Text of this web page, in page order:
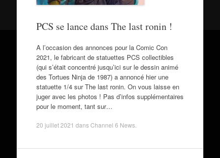
PCS se lance dans The last ronin !
A l’occasion des annonces pour la Comic Con
2021, le fabricant de statuettes PCS collectibles
(qui s’était concentré jusqu’ici sur le dessin animé
des Tortues Ninja de 1987) a annoncé hier une
statuette 1/4 sur The last ronin. On vous laisse en
juger avec les photos ! Pas d’infos supplémentaires
pour le moment, tant sur…
20 juillet 2021 dansChannel 6 News.